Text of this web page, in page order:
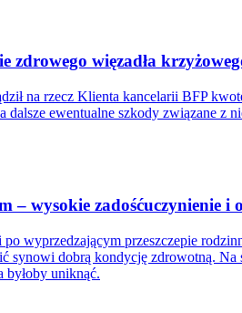
zdrowego więzadła
na rzecz Klienta kancelarii BFP
dalsze ewentualne szkody związane z
– wysokie zadośćuczynienie i
wyprzedzającym przeszczepie
dobrą kondycję zdrowotną.
byłoby uniknąć.